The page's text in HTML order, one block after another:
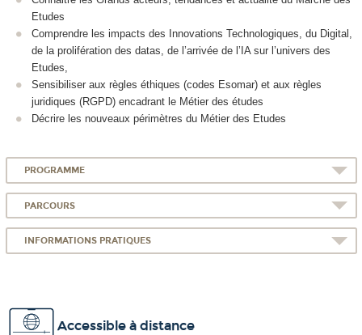
Etudes​
Comprendre les impacts des Innovations Technologiques, du Digital,
de la prolifération des datas, de l’arrivée de l’IA sur l’univers des
Etudes​,
Sensibiliser aux règles éthiques (codes Esomar) et aux règles
juridiques (RGPD) encadrant le Métier des études
Décrire les nouveaux périmètres du Métier des Etudes​
PROGRAMME
PARCOURS
INFORMATIONS PRATIQUES
Accessible à distance